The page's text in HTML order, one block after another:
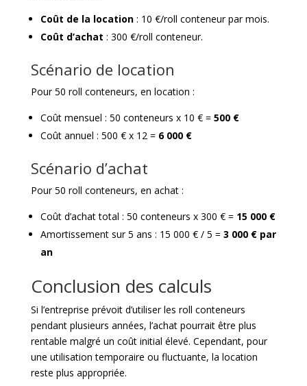
Coût de la location: 10 €/roll conteneur par mois.
Coût d’achat : 300 €/roll conteneur.
Scénario de location
Pour 50 roll conteneurs, en location :
Coût mensuel : 50 conteneurs x 10 € = 500 €
Coût annuel : 500 € x 12 = 6 000 €
Scénario d’achat
Pour 50 roll conteneurs, en achat :
Coût d’achat total : 50 conteneurs x 300 € = 15 000 €
Amortissement sur 5 ans : 15 000 € / 5 = 3 000 € par
an
Conclusion des calculs
Si l’entreprise prévoit d’utiliser les roll conteneurs
pendant plusieurs années, l’achat pourrait être plus
rentable malgré un coût initial élevé. Cependant, pour
une utilisation temporaire ou fluctuante, la location
reste plus appropriée.